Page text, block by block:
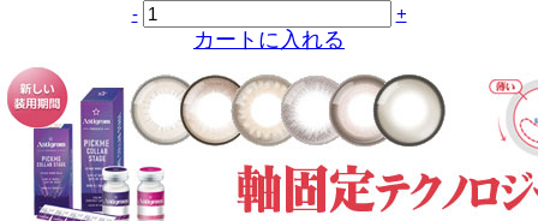
-
+
カートに入れる